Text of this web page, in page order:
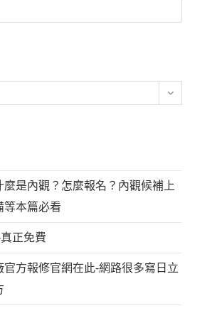
麼是內觀？怎麼報名？內觀候補上
等本篇必看
正免費
官方報修官網在此-網路很多寫日立